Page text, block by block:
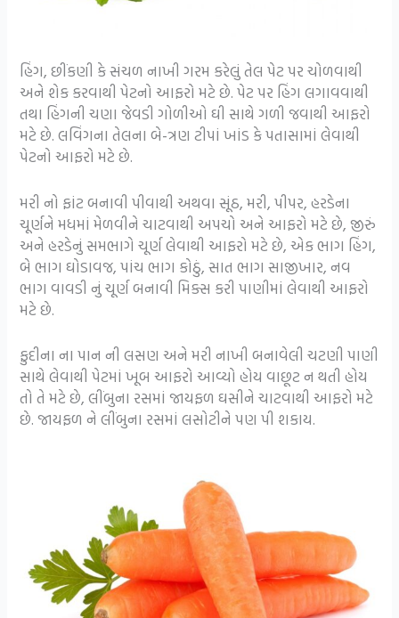
હિંગ, છીંકણી કે સંચળ નાખી ગરમ કરેલું તેલ પેટ પર ચોળવાથી
અને શેક કરવાથી પેટનો આફરો મટે છે. પેટ પર હિંગ લગાવવાથી
તથા હિંગની ચણા જેવડી ગોળીઓ ઘી સાથે ગળી જવાથી આફરો
મટે છે. લવિંગના તેલના બે-ત્રણ ટીપાં ખાંડ કે પતાસામાં લેવાથી
પેટનો આફરો મટે છે.
મરી નો ફાંટ બનાવી પીવાથી અથવા સૂંઠ, મરી, પીપર, હરડેના
ચૂર્ણને મધમાં મેળવીને ચાટવાથી અપચો અને આફરો મટે છે, જીરું
અને હરડેનું સમભાગે ચૂર્ણ લેવાથી આફરો મટે છે, એક ભાગ હિંગ,
બે ભાગ ઘોડાવજ, પાંચ ભાગ કોઠું, સાત ભાગ સાજીખાર, નવ
ભાગ વાવડી નું ચૂર્ણ બનાવી મિક્સ કરી પાણીમાં લેવાથી આફરો
મટે છે.
ફુદીના ના પાન ની લસણ અને મરી નાખી બનાવેલી ચટણી પાણી
સાથે લેવાથી પેટમાં ખૂબ આફરો આવ્યો હોય વાછૂટ ન થતી હોય
તો તે મટે છે, લીંબુના રસમાં જાયફળ ઘસીને ચાટવાથી આફરો મટે
છે. જાયફળ ને લીંબુના રસમાં લસોટીને પણ પી શકાય.